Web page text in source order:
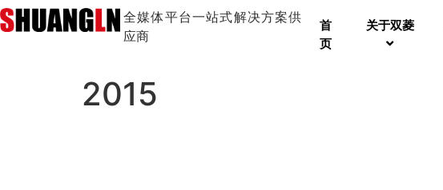
全媒体平台一站式解决方案供
应商
首
页
关于双菱
2015